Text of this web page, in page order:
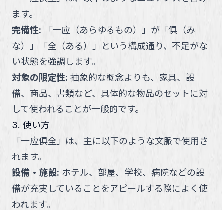
ます。
完備性:
「一应（あらゆるもの）」が「俱（み
な）」「全（ある）」という構成通り、不足がな
い状態を強調します。
対象の限定性: 抽象的な概念よりも、家具、設
備、商品、書類など、具体的な物品のセットに対
して使われることが一般的です。
3. 使い方
「一应俱全 」 は、主に以下のような文脈で使用さ
れます。
設備・施設: ホテル、部屋、学校、病院などの設
備が充実していることをアピールする際によく使
われます。